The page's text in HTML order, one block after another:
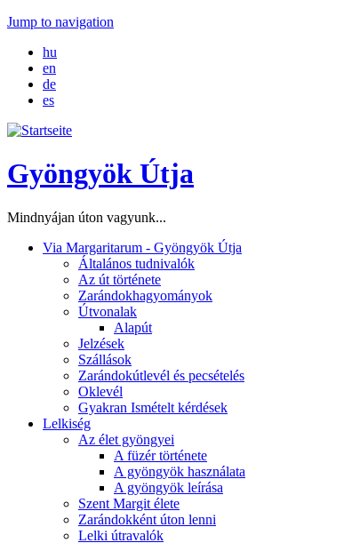
Jump to navigation
hu
en
de
es
Gyöngyök Útja
Mindnyájan úton vagyunk...
Via Margaritarum - Gyöngyök Útja
Általános tudnivalók
Az út története
Zarándokhagyományok
Útvonalak
Alapút
Jelzések
Szállások
Zarándokútlevél és pecsételés
Oklevél
Gyakran Ismételt kérdések
Lelkiség
Az élet gyöngyei
A füzér története
A gyöngyök használata
A gyöngyök leírása
Szent Margit élete
Zarándokként úton lenni
Lelki útravalók